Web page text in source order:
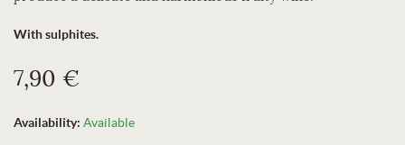
With sulphites.
7,90 €
Availability: Available